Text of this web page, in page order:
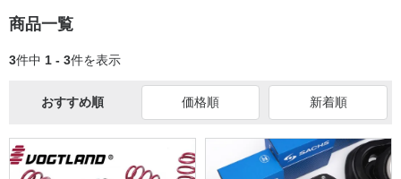
商品一覧
3件中 1 - 3件を表示
おすすめ順 価格順 新着順